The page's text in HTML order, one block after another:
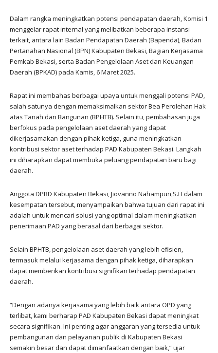
Dalam rangka meningkatkan potensi pendapatan daerah, Komisi 1
menggelar rapat internal yang melibatkan beberapa instansi
terkait, antara lain Badan Pendapatan Daerah (Bapenda), Badan
Pertanahan Nasional (BPN) Kabupaten Bekasi, Bagian Kerjasama
Pemkab Bekasi, serta Badan Pengelolaan Aset dan Keuangan
Daerah (BPKAD) pada Kamis, 6 Maret 2025.
Rapat ini membahas berbagai upaya untuk menggali potensi PAD,
salah satunya dengan memaksimalkan sektor Bea Perolehan Hak
atas Tanah dan Bangunan (BPHTB). Selain itu, pembahasan juga
berfokus pada pengelolaan aset daerah yang dapat
dikerjasamakan dengan pihak ketiga, guna meningkatkan
kontribusi sektor aset terhadap PAD Kabupaten Bekasi. Langkah
ini diharapkan dapat membuka peluang pendapatan baru bagi
daerah.
Anggota DPRD Kabupaten Bekasi, Jiovanno Nahampun,S.H dalam
kesempatan tersebut, menyampaikan bahwa tujuan dari rapat ini
adalah untuk mencari solusi yang optimal dalam meningkatkan
penerimaan PAD yang berasal dari berbagai sektor.
Selain BPHTB, pengelolaan aset daerah yang lebih efisien,
termasuk melalui kerjasama dengan pihak ketiga, diharapkan
dapat memberikan kontribusi signifikan terhadap pendapatan
daerah.
“Dengan adanya kerjasama yang lebih baik antara OPD yang
terlibat, kami berharap PAD Kabupaten Bekasi dapat meningkat
secara signifikan. Ini penting agar anggaran yang tersedia untuk
pembangunan dan pelayanan publik di Kabupaten Bekasi
semakin besar dan dapat dimanfaatkan dengan baik,” ujar